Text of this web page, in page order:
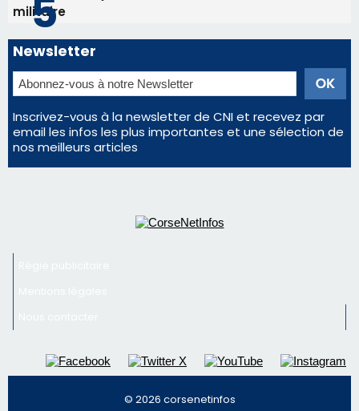
Régie publicitaire
Nous contacter
© 2026 corsenetinfos